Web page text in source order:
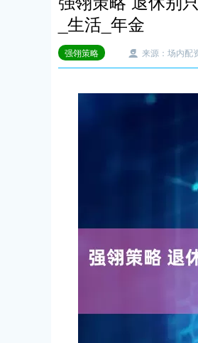
_生活_年金
强翎策略 来源：场内配